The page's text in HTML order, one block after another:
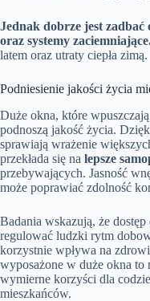
Jednak dobrze jest zadbać
oraz systemy
latem oraz utraty ciepła zimą.
Podniesienie jakości życia
Duże okna, które
podnoszą jakość życia.
sprawiają wrażenie
przekłada się na lepsze
przebywających. Jasność
może poprawiać zdolność
Badania wskazują, że dostęp
regulować ludzki rytm
korzystnie wpływa na
wyposażone w duże okna to
wymierne korzyści dla
mieszkańców.